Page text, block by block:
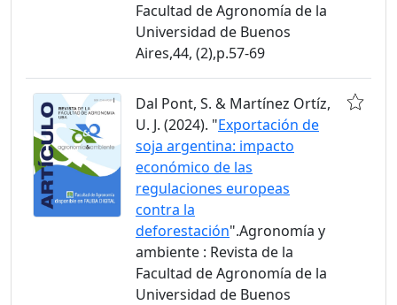
Facultad de Agronomía de la
Universidad de Buenos
Aires,44, (2),p.57-69
Dal Pont, S. & Martínez Ortíz,
U. J. (2024). "Exportación de
soja argentina: impacto
económico de las
regulaciones europeas
contra la
deforestación".Agronomía y
ambiente : Revista de la
Facultad de Agronomía de la
Universidad de Buenos